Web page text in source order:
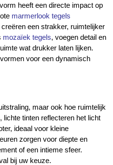
heeft een directe impact op
marmerlook tegels
een strakker, ruimtelijker
mozaïek tegels, voegen detail en
wat drukker laten lijken.
voor een dynamisch
maar ook hoe ruimtelijk
tinten reflecteren het licht
ideaal voor kleine
zorgen voor diepte en
of een intieme sfeer.
bij uw keuze.